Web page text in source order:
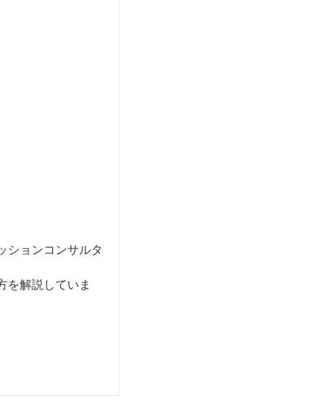
ションコンサルタ
を解説していま